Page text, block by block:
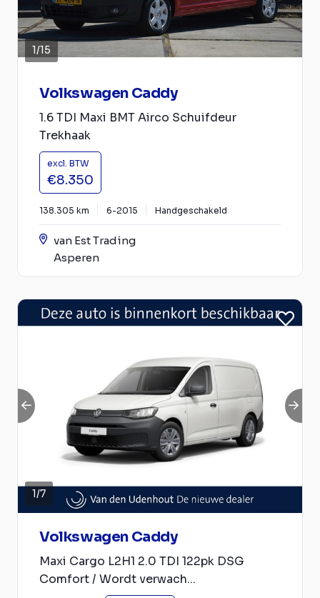
1/15
Volkswagen Caddy
1.6 TDI Maxi BMT Airco Schuifdeur
Trekhaak
excl. BTW
€8.350
138.305 km 6-2015 Handgeschakeld
van Est Trading
Asperen
1/7
Volkswagen Caddy
Maxi Cargo L2H1 2.0 TDI 122pk DSG
Comfort / Wordt verwach...